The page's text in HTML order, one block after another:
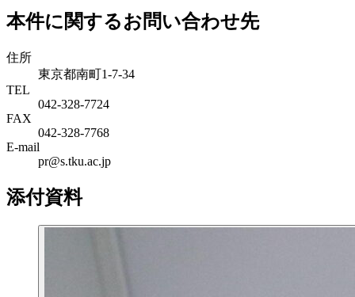
本件に関するお問い合わせ先
住所
東京都南町1-7-34
TEL
042-328-7724
FAX
042-328-7768
E-mail
pr@s.tku.ac.jp
添付資料